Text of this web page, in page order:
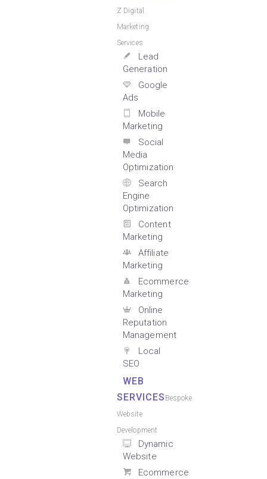
Z Digital
Marketing
Services
Lead
Generation
Google
Ads
Mobile
Marketing
Social
Media
Optimization
Search
Engine
Optimization
Content
Marketing
Affiliate
Marketing
Ecommerce
Marketing
Online
Reputation
Management
Local
SEO
WEB
SERVICES Bespoke
Website
Development
Dynamic
Website
Ecommerce